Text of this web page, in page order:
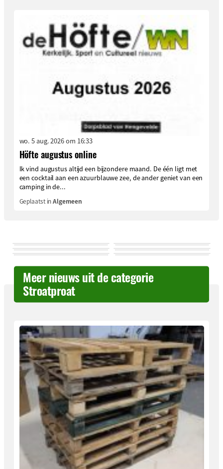
wo. 5 aug. 2026 om 16:33
Höfte augustus online
Ik vind augustus altijd een bijzondere maand. De één ligt met
een cocktail aan een azuurblauwe zee, de ander geniet van een
camping in de...
Geplaatst inAlgemeen
Meer nieuws uit de categorie
Stroatproat